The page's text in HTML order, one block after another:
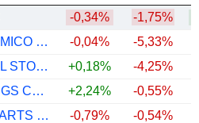
-0,34% -1,75%
FOMENTO ECONÓMICO MEXICANO, S.A.B. DE C.V.
-0,04% -5,33%
CASEY'S GENERAL STORES, INC.
+0,18% -4,25%
SEVEN & I HOLDINGS CO., LTD.
+2,24% -0,55%
AVENUE SUPERMARTS LIMITED
-0,79% -0,54%